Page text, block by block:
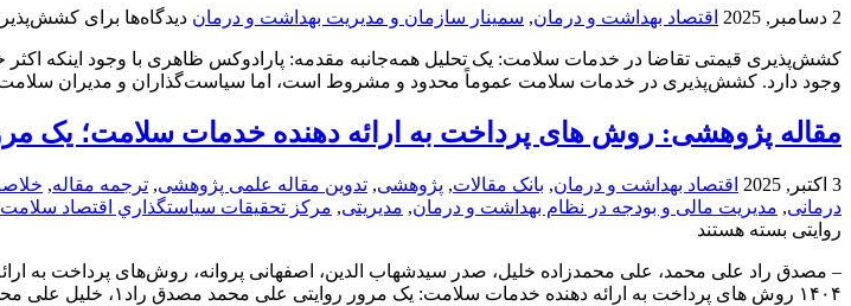
2 دسامبر, 2025 اقتصاد بهداشت و درمان, سمینار سازمان و مدیریت بهداشت و درمان دیدگاه‌ها برای
کشش‌پذیری قیمتی تقاضا در خدمات سلامت: یک تحلیل همه‌جانبه مقدمه: پارادوکس ظاهری با وجود اینکه
وجود دارد. کشش‌پذیری در خدمات سلامت عموماً محدود و مشروط است، اما سیاست‌گذاران و مدیران سلامت
مقاله پژوهشی: روش های‌ پرداخت‌ به‌ ارائه‌ دهنده‌ خدمات‌ سلامت؛ یک
3 اکتبر, 2025 اقتصاد بهداشت و درمان, بانک مقالات, پژوهشی, تدوین مقاله علمی پژوهشی, ترجمه مقاله,
درمانی, مدیریت مالی و بودجه در نظام بهداشت و درمان, مدیریتی, مركز تحقيقات سياستگذاري اقتصاد سلامت
روایتی بسته هستند
۱۴۰۴ روش های‌ پرداخت‌ به‌ ارائه‌ دهنده‌ خدمات‌ سلامت: یک مرور روایتی علی محمد مصدق راد۱، خلیل علی محمدزاده۲، ...